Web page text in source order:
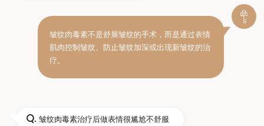
皱纹肉毒素不是舒展皱纹的手术，而是通过表情
肌肉控制皱纹、防止皱纹加深或出现新皱纹的治
疗。
Q. 皱纹肉毒素治疗后做表情很尴尬不舒服